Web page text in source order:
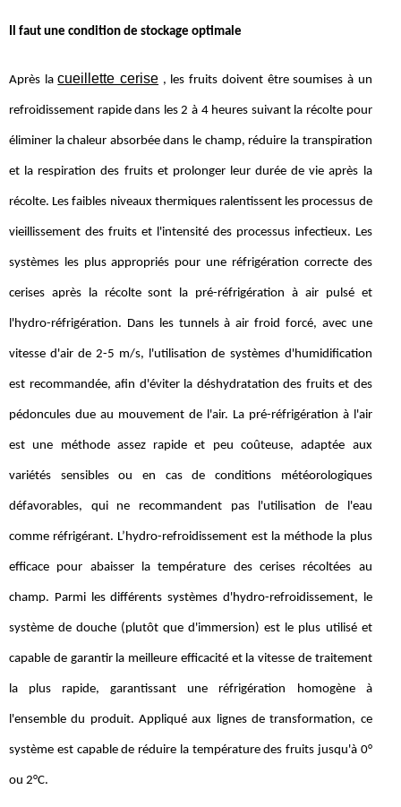
Il faut une condition de stockage optimale
Après lacueillette cerise , les fruits doivent être soumises à un
refroidissement rapide dans les 2 à 4 heures suivant la récolte pour
éliminer la chaleur absorbée dans le champ, réduire la transpiration
et la respiration des fruits et prolonger leur durée de vie après la
récolte. Les faibles niveaux thermiques ralentissent les processus de
vieillissement des fruits et l'intensité des processus infectieux. Les
systèmes les plus appropriés pour une réfrigération correcte des
cerises après la récolte sont la pré-réfrigération à air pulsé et
l'hydro-réfrigération. Dans les tunnels à air froid forcé, avec une
vitesse d'air de 2-5 m/s, l'utilisation de systèmes d'humidification
est recommandée, afin d'éviter la déshydratation des fruits et des
pédoncules due au mouvement de l'air. La pré-réfrigération à l'air
est une méthode assez rapide et peu coûteuse, adaptée aux
variétés sensibles ou en cas de conditions météorologiques
défavorables, qui ne recommandent pas l'utilisation de l'eau
comme réfrigérant. L’hydro-refroidissement est la méthode la plus
efficace pour abaisser la température des cerises récoltées au
champ. Parmi les différents systèmes d'hydro-refroidissement, le
système de douche (plutôt que d'immersion) est le plus utilisé et
capable de garantir la meilleure efficacité et la vitesse de traitement
la plus rapide, garantissant une réfrigération homogène à
l'ensemble du produit. Appliqué aux lignes de transformation, ce
système est capable de réduire la température des fruits jusqu'à 0°
ou 2°C.